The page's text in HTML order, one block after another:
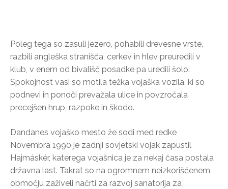
Poleg tega so zasuli jezero, pohabili drevesne vrste,
razbili angleška stranišča, cerkev in hlev preuredili v
klub, v enem od bivališč posadke pa uredili šolo.
Spokojnost vasi so motila težka vojaška vozila, ki so
podnevi in ponoči prevažala ulice in povzročala
precejšen hrup, razpoke in škodo.
Dandanes vojaško mesto že sodi med redke
Novembra 1990 je zadnji sovjetski vojak zapustil
Hajmáskér, katerega vojašnica je za nekaj časa postala
državna last. Takrat so na ogromnem neizkoriščenem
območju zaživeli načrti za razvoj sanatorija za